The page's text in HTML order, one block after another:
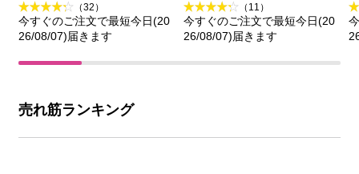
（32）
今すぐのご注文で最短今日(20
26/08/07)届きます
（11）
今すぐのご注文で最短今日(20
26/08/07)届きます
売れ筋ランキング